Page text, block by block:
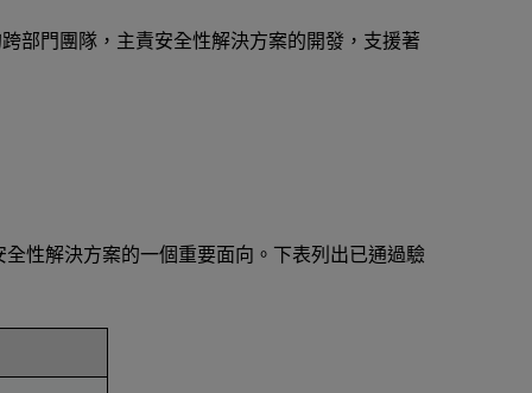
部門團隊，主責安全性解決方案的開發，支援著
性解決方案的一個重要面向。下表列出已通過驗